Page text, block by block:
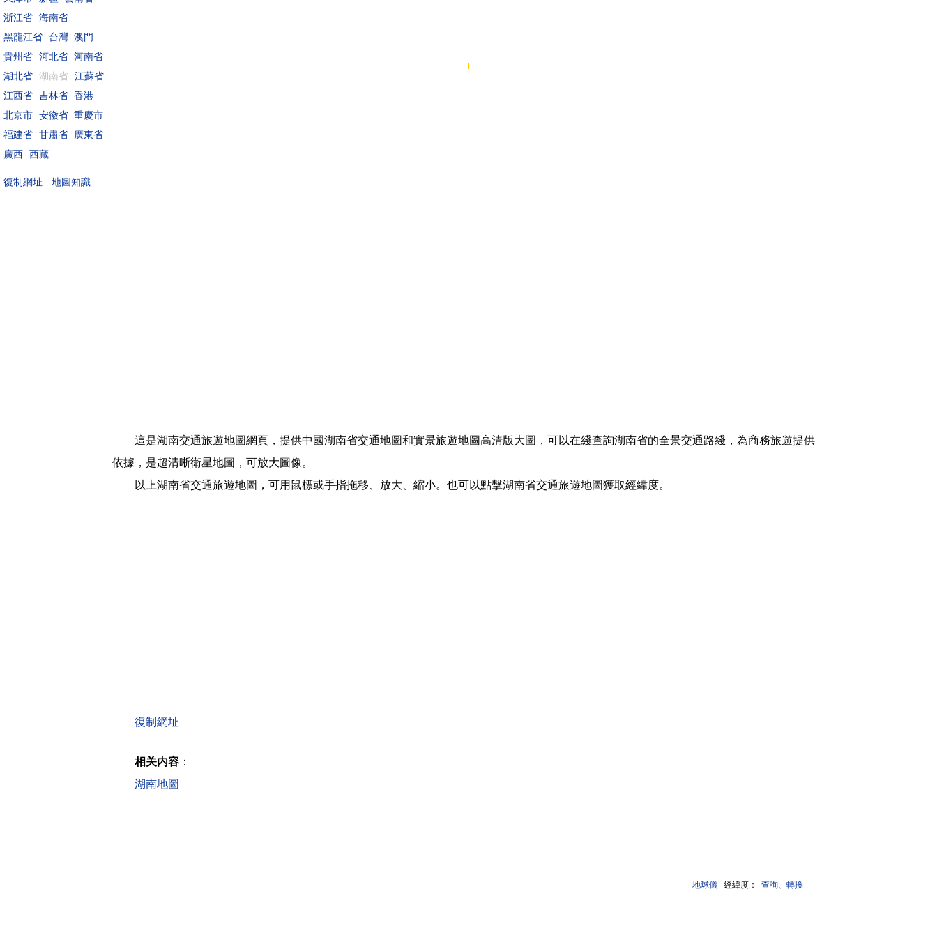
浙江省 海南省
黑龍江省
台灣 澳門
貴州省 河北省 河南省
湖北省 湖南省
江蘇省
江西省 吉林省 香港
北京市 安徽省 重慶市
福建省 甘肅省 廣東省
廣西 西藏
地圖知識
地球儀 經緯度： 查詢、轉換
這是湖南交通旅遊地圖網頁，提供中國湖南省交通地圖和實景旅遊地圖高清版大圖，可以在綫查詢湖南省的全景交通路綫，為商務旅遊提供
依據，是超清晰衛星地圖，可放大圖像。
以上湖南省交通旅遊地圖，可用鼠標或手指拖移、放大、縮小。也可以點擊湖南省交通旅遊地圖獲取經緯度。
相关内容 ：
湖南地圖